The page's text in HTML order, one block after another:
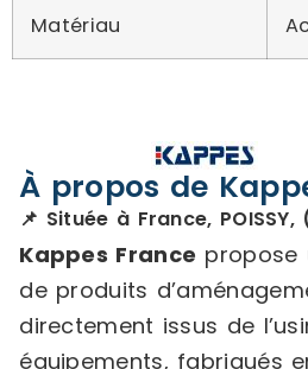
Matériau
À propos de
📌 Située à France,
Kappes France propose
de produits
directement issus de
équipements, fabriqués